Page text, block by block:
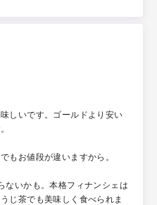
しいです。ゴールドより安い
もお値段が違いますから。
ないかも。本格フィナンシェは
じ茶でも美味しく食べられま